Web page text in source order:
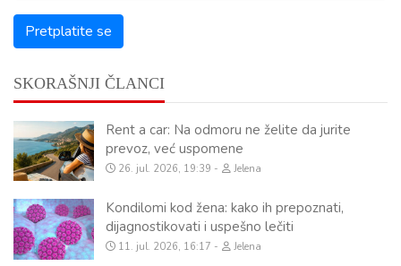
SKORAŠNJI ČLANCI
Rent a car: Na odmoru ne želite da jurite
prevoz, već uspomene
26. jul. 2026, 19:39 Jelena
Kondilomi kod žena: kako ih prepoznati,
dijagnostikovati i uspešno lečiti
11. jul. 2026, 16:17 Jelena